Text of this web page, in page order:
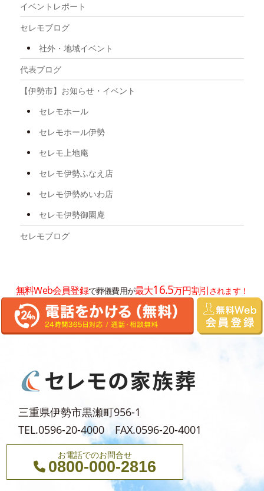
2025年10月
2025年8月
2025年7月
2025年3月
2025年2月
2025年1月
2024年12月
2024年8月
2024年7月
2024年6月
2024年4月
2024年1月
2023年12月
イベントレポート
セレモブログ
社外・地域イベント
代表ブログ
【伊勢市】お知らせ・イベント
セレモホール
セレモホール伊勢
セレモ上地庵
セレモ伊勢ふなえ店
セレモ伊勢めいわ店
セレモ伊勢御園庵
セレモブログ
無料Web会員登録で葬儀費用が最大16.5万円割引されます！
三重県伊勢市黒瀬町956-1
TEL.0596-20-4000 FAX.0596-20-4001
お電話でのお問合せ
0800-000-2816